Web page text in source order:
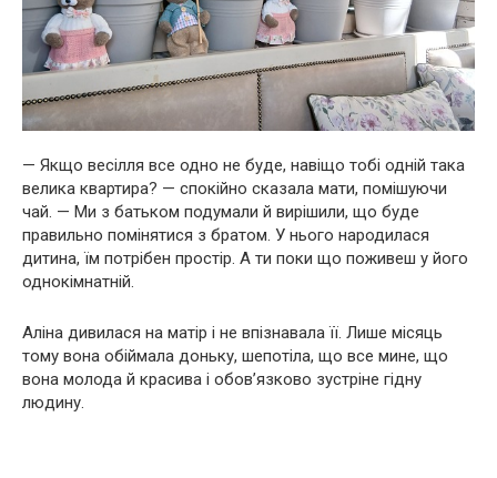
— Якщо весілля все одно не буде, навіщо тобі одній така
велика квартира? — спокійно сказала мати, помішуючи
чай. — Ми з батьком подумали й вирішили, що буде
правильно помінятися з братом. У нього народилася
дитина, їм потрібен простір. А ти поки що поживеш у його
однокімнатній.
Аліна дивилася на матір і не впізнавала її. Лише місяць
тому вона обіймала доньку, шепотіла, що все мине, що
вона молода й красива і обов’язково зустріне гідну
людину.